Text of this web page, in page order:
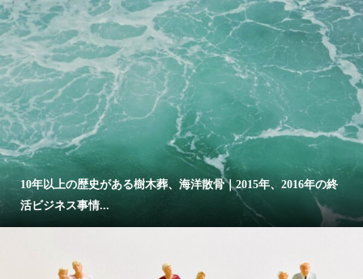
10年以上の歴史がある樹木葬、海洋散骨｜2015年、2016年の終
活ビジネス事情...